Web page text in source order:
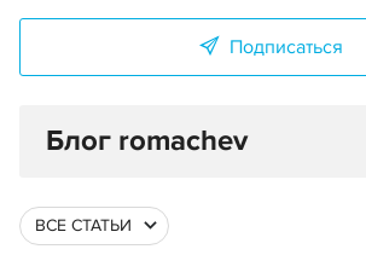
Подписаться
Блог romachev
ВСЕ СТАТЬИ